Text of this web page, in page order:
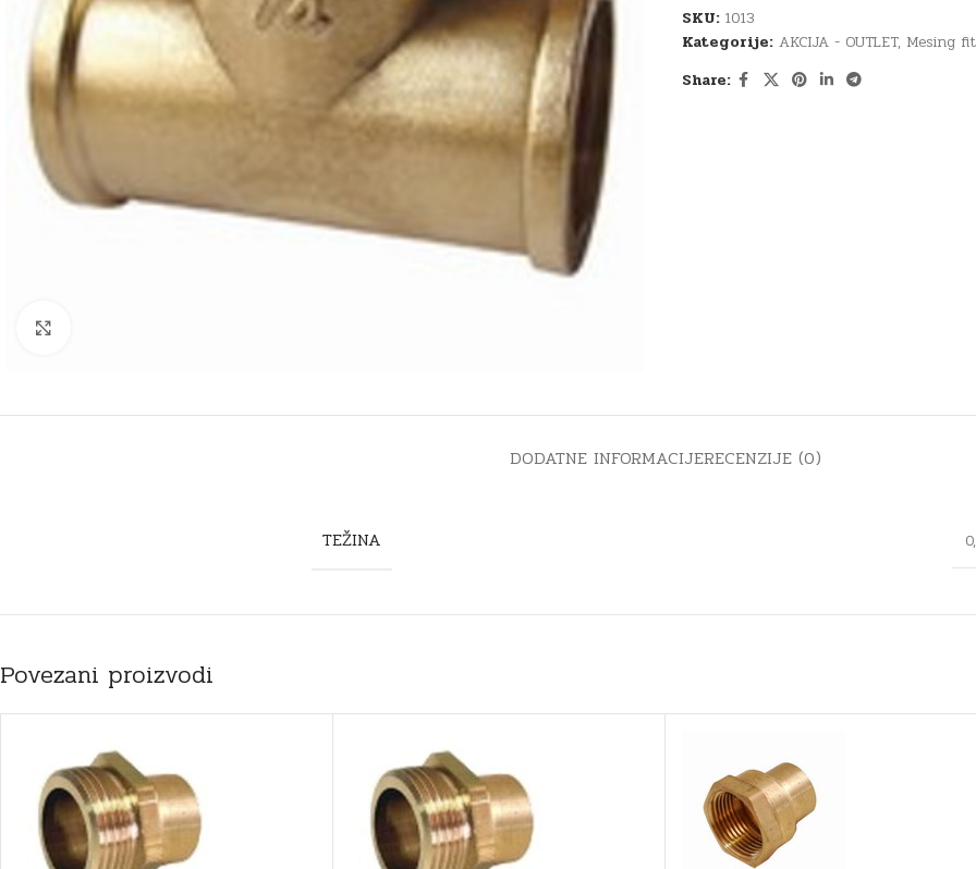
SKU: 1013
Kategorije: AKCIJA - OUTLET, Mesing
Share:
DODATNE INFORMACIJERECENZIJE (0)
TEŽINA
Povezani proizvodi